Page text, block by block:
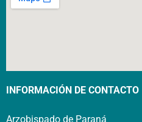
INFORMACIÓN DE CONTACTO
Arzobispado de Paraná